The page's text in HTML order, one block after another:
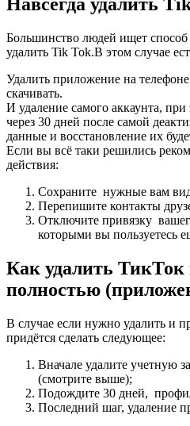
Навсегда удалить
Большинство людей ищет способ
удалить Tik Tok.В этом случае
Удалить приложение на
скачивать.
И удаление самого аккаунта,
через 30 дней после самой
данные и восстановление их
Если вы всё таки решились
действия:
Сохраните нужные вам
Перепишите контакты
Отключите привязку
которыми вы пользуетесь
Как удалить ТикТок
полностью
В случае если нужно удалить и
придётся сделать следующее:
Вначале удалите учетную
(смотрите выше);
Подождите 30 дней,
Последний шаг, удаление